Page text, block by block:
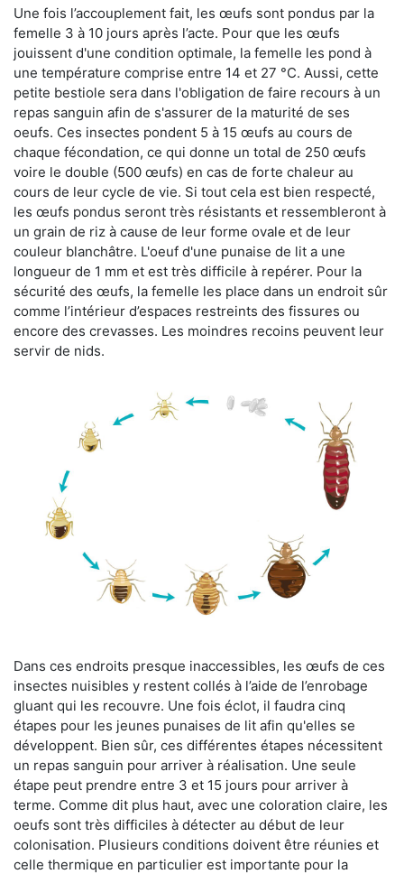
Une fois l’accouplement fait, les œufs sont pondus par la
femelle 3 à 10 jours après l’acte. Pour que les œufs
jouissent d'une condition optimale, la femelle les pond à
une température comprise entre 14 et 27 °C. Aussi, cette
petite bestiole sera dans l'obligation de faire recours à un
repas sanguin afin de s'assurer de la maturité de ses
oeufs. Ces insectes pondent 5 à 15 œufs au cours de
chaque fécondation, ce qui donne un total de 250 œufs
voire le double (500 œufs) en cas de forte chaleur au
cours de leur cycle de vie. Si tout cela est bien respecté,
les œufs pondus seront très résistants et ressembleront à
un grain de riz à cause de leur forme ovale et de leur
couleur blanchâtre. L'oeuf d'une punaise de lit a une
longueur de 1 mm et est très difficile à repérer. Pour la
sécurité des œufs, la femelle les place dans un endroit sûr
comme l’intérieur d’espaces restreints des fissures ou
encore des crevasses. Les moindres recoins peuvent leur
servir de nids.
Dans ces endroits presque inaccessibles, les œufs de ces
insectes nuisibles y restent collés à l’aide de l’enrobage
gluant qui les recouvre. Une fois éclot, il faudra cinq
étapes pour les jeunes punaises de lit afin qu'elles se
développent. Bien sûr, ces différentes étapes nécessitent
un repas sanguin pour arriver à réalisation. Une seule
étape peut prendre entre 3 et 15 jours pour arriver à
terme. Comme dit plus haut, avec une coloration claire, les
oeufs sont très difficiles à détecter au début de leur
colonisation. Plusieurs conditions doivent être réunies et
celle thermique en particulier est importante pour la